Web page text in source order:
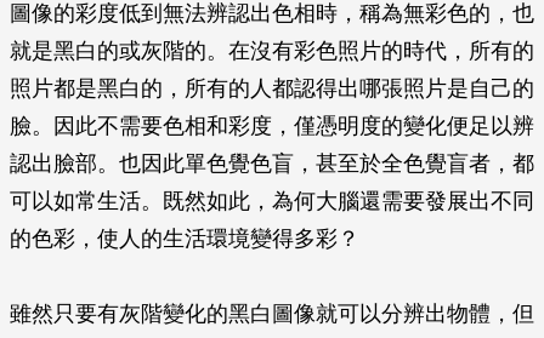
圖像的彩度低到無法辨認出色相時，稱為無彩色的，也
就是黑白的或灰階的。在沒有彩色照片的時代，所有的
照片都是黑白的，所有的人都認得出哪張照片是自己的
臉。因此不需要色相和彩度，僅憑明度的變化便足以辨
認出臉部。也因此單色覺色盲，甚至於全色覺盲者，都
可以如常生活。既然如此，為何大腦還需要發展出不同
的色彩，使人的生活環境變得多彩？
雖然只要有灰階變化的黑白圖像就可以分辨出物體，但